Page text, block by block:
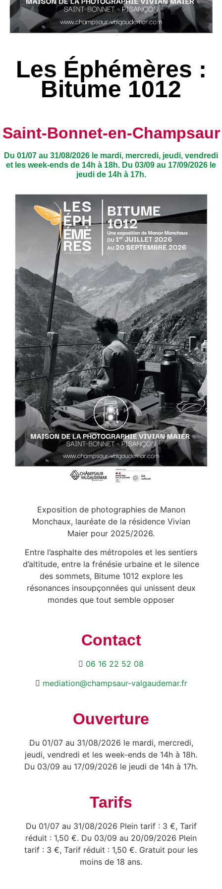
Les Éphémères :
Bitume 1012
Saint-Bonnet-en-Champsaur
Du 01/07 au 31/08/2026 le mardi, mercredi, jeudi, vendredi
et les week-ends de 14h à 18h. Du 03/09 au 17/09/2026 le
jeudi de 14h à 17h.
Exposition de photographies de Manon
Monchaux, lauréate de la résidence Vivian
Maier pour 2025/2026.
Entre l’asphalte des métropoles et les sentiers
d’altitude, entre la frénésie urbaine et le silence
des sommets, Bitume 1012 explore les
résonances insoupçonnées qui unissent deux
mondes que tout semble opposer
Contact
06 16 22 52 08
mediation@champsaur-valgaudemar.fr
Ouverture
Du 01/07 au 31/08/2026 le mardi, mercredi,
jeudi, vendredi et les week-ends de 14h à 18h.
Du 03/09 au 17/09/2026 le jeudi de 14h à 17h.
Tarifs
Du 01/07 au 31/08/2026 Plein tarif : 3 €, Tarif
réduit : 1,50 €. Du 03/09 au 20/09/2026 Plein
tarif : 3 €, Tarif réduit : 1,50 €. Gratuit pour les
moins de 18 ans.